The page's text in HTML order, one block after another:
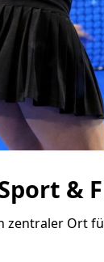
&
zentraler Ort